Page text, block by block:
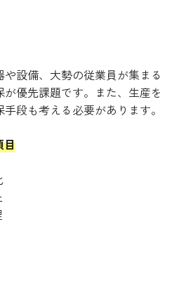
設備、大勢の従業員が集まる
優先課題です。また、生産を
段も考える必要があります。
目